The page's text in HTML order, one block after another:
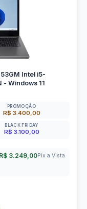
Intel i5-
- Windows 11
PROMOÇÃO
R$ 3.400,00
BLACK FRIDAY
R$ 3.100,00
R$ 3.249,00Pix a Vista